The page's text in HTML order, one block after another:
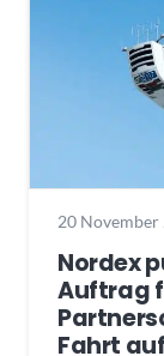
20 November
Nordex
Auftrag
Fahrt auf